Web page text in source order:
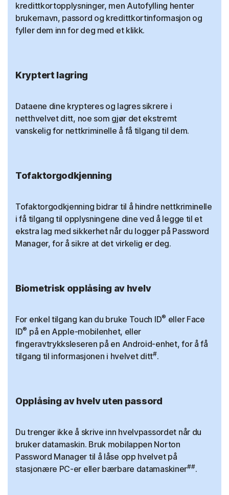
kredittkortopplysninger, men Autofylling henter
brukernavn, passord og kredittkortinformasjon og
fyller dem inn for deg med et klikk.
Kryptert lagring
Dataene dine krypteres og lagres sikrere i
netthvelvet ditt, noe som gjør det ekstremt
vanskelig for nettkriminelle å få tilgang til dem.
Tofaktorgodkjenning
Tofaktorgodkjenning bidrar til å hindre nettkriminelle
i få tilgang til opplysningene dine ved å legge til et
ekstra lag med sikkerhet når du logger på Password
Manager, for å sikre at det virkelig er deg.
Biometrisk opplåsing av hvelv
For enkel tilgang kan du bruke Touch ID® eller Face
ID® på en Apple-mobilenhet, eller
fingeravtrykksleseren på en Android-enhet, for å få
tilgang til informasjonen i hvelvet ditt#.
Opplåsing av hvelv uten passord
Du trenger ikke å skrive inn hvelvpassordet når du
bruker datamaskin. Bruk mobilappen Norton
Password Manager til å låse opp hvelvet på
stasjonære PC-er eller bærbare datamaskiner##.